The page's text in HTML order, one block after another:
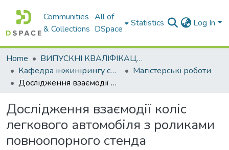
Communities
& Collections
All of
DSpace
Statistics Log In
Home
ВИПУСКНІ КВАЛІФІКАЦІЙНІ РОБОТИ
Кафедра інжинірингу систем автомобільного транспорту
Магістерські роботи
Дослідження взаємодії коліс легкового автомобіля з роликами повноопорного стенда
Дослідження взаємодії коліс
легкового автомобіля з роликами
повноопорного стенда